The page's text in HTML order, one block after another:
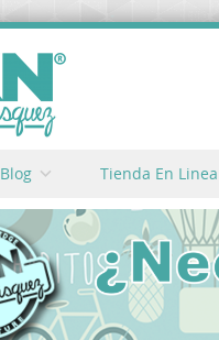
Blog Tienda En Linea